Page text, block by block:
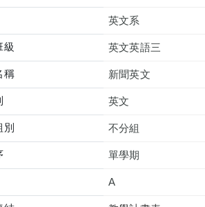
英文系
級 英文英語三
稱 新聞英文
英文
不分組
單學期
A